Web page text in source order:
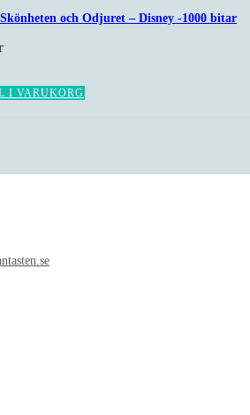
och Odjuret – Disney -1000 bitar
I VARUKORG
Opens